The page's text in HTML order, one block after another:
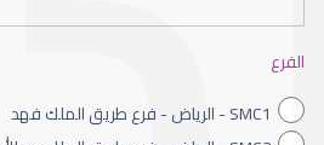
ضعف نظر الاطفال
الفرع
SMC1 - الرياض - فرع طريق الملك فهد